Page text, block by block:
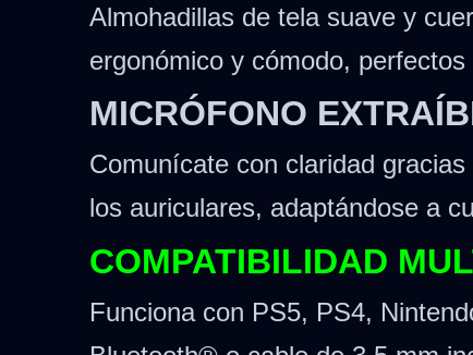
Almohadillas de tela suave y
ergonómico y cómodo,
MICRÓFONO
Comunícate con claridad
los auriculares, adaptándose a
COMPATIBILIDAD
Funciona con PS5, PS4,